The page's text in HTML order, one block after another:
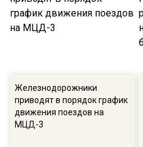
Железнодорожники
приводят в порядок график
движения поездов на
МЦД-3